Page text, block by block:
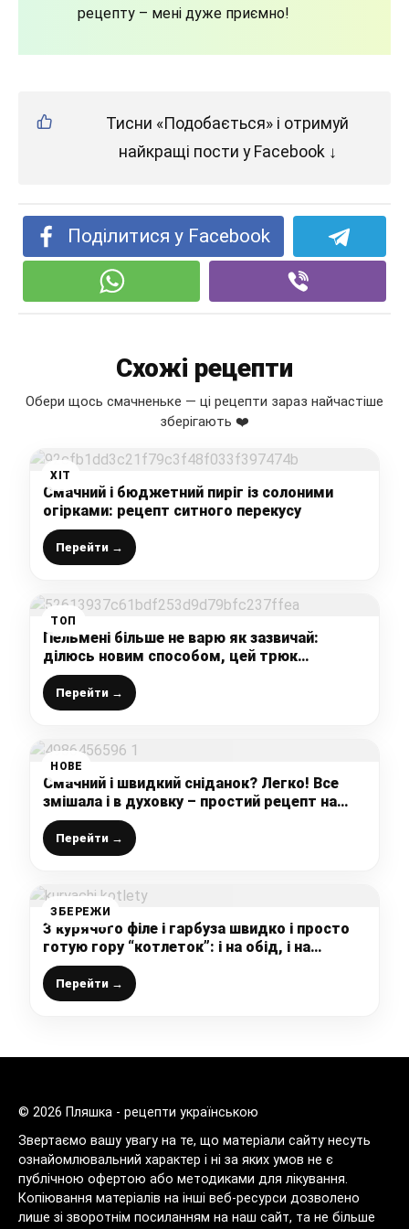
рецепту – мені дуже приємно!
Тисни «Подобається» і отримуй
найкращі пости у Facebook ↓
Поділитися у Facebook
Схожі рецепти
Обери щось смачненьке — ці рецепти зараз найчастіше
зберігають ❤️
ХІТ
Смачний і бюджетний пиріг із солоними
огірками: рецепт ситного перекусу
Перейти →
ТОП
Пельмені більше не варю як зазвичай:
ділюсь новим способом, цей трюк
підкорив мільйони господинь
Перейти →
НОВЕ
Смачний і швидкий сніданок? Легко! Все
змішала і в духовку – простий рецепт на
швидку руку!
Перейти →
ЗБЕРЕЖИ
З курячого філе і гарбуза швидко і просто
готую гору “котлеток”: і на обід, і на
вечерю і на бутерброд (без м’ясорубки і
подрібнювача)
Перейти →
© 2026 Пляшка - рецепти українською
Звертаємо вашу увагу на те, що матеріали сайту несуть
ознайомлювальний характер і ні за яких умов не є
публічною офертою або методиками для лікування.
Копіювання матеріалів на інші веб-ресурси дозволено
лише зі зворотнім посиланням на наш сайт, та не більше